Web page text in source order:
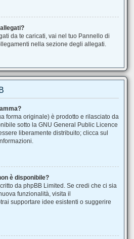
da te caricati, vai nel tuo Pannello di
nella sezione degli allegati.
forma originale) è prodotto e rilasciato da
sotto la GNU General Public Licence
liberamente distribuito; clicca sul
è disponibile?
da phpBB Limited. Se credi che ci sia
funzionalità, visita il
supportare idee esistenti o suggerire